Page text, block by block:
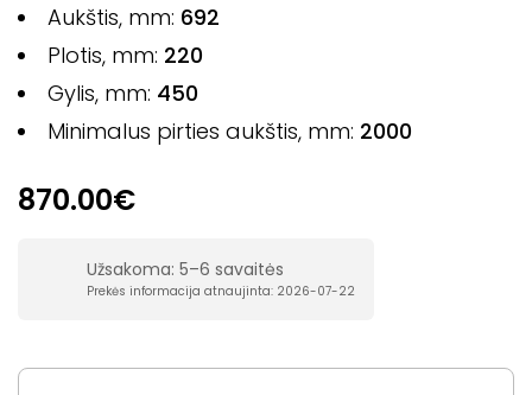
Aukštis, mm: 692
Plotis, mm: 220
Gylis, mm: 450
Minimalus pirties aukštis, mm: 2000
870.00€
Užsakoma: 5–6 savaitės
Prekės informacija atnaujinta: 2026-07-22